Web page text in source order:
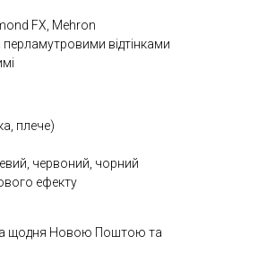
FX, Mehron
відтінками
плече)
червоний, чорний
ефекту
щодня Новою Поштою та